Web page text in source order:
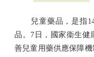
兒童藥品，是指14
品。7日，國家衞生健
善兒童用藥供應保障